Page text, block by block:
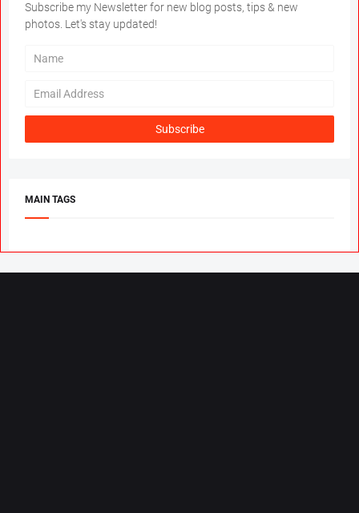
Subscribe my Newsletter for new blog posts, tips & new
photos. Let's stay updated!
MAIN TAGS